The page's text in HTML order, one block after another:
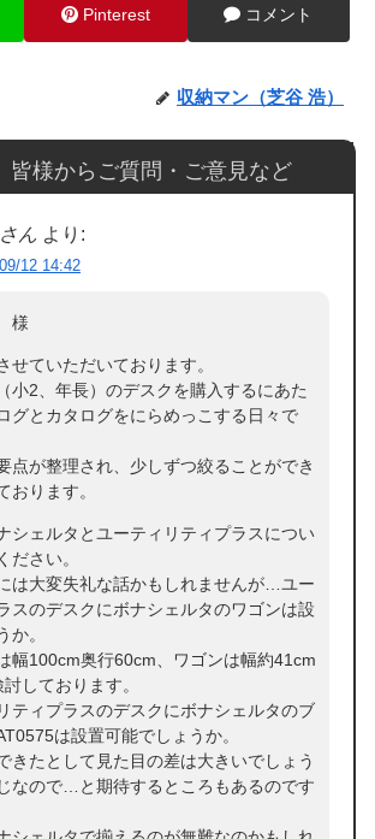
Pinterest コメント
収納マン（芝谷 浩）
皆様からご質問・ご意見など
ん より:
12 14:42
様
せていただいております。
小2、年長）のデスクを購入するにあた
グとカタログをにらめっこする日々で
点が整理され、少しずつ絞ることができ
おります。
シェルタとユーティリティプラスについ
ださい。
は大変失礼な話かもしれませんが…ユー
スのデスクにボナシェルタのワゴンは設
か。
幅100cm奥行60cm、ワゴンは幅約41cm
しております。
ティプラスのデスクにボナシェルタのブ
は設置可能でしょうか。
きたとして見た目の差は大きいでしょう
なので…と期待するところもあるのです